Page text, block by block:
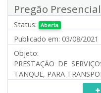
Pregão
Status: Aberta
Publicado em: 03/08/2021
Objeto:
PRESTAÇÃO DE
TANQUE, PARA